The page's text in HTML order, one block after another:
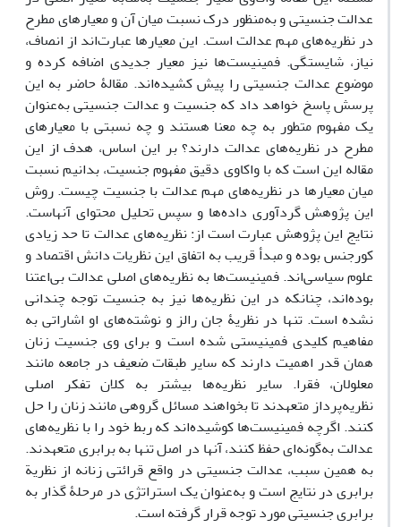
عدالت جنسیتی و به‌منظور درک نسبت میان آن و معیارهای مطرح
در نظریه‌های مهم عدالت است. این معیارها عبارت‌اند از انصاف،
نیاز، شایستگی. فمینیست‌ها نیز معیار جدیدی اضافه کرده و
موضوع عدالت جنسیتی را پیش کشیده‌اند. مقالۀ حاضر به این
پرسش پاسخ خواهد داد که جنسیت و عدالت جنسیتی به‌عنوان
یک مفهوم متطور به چه معنا هستند و چه نسبتی با معیارهای
مطرح در نظریه‌های عدالت دارند؟ بر این اساس، هدف از این
مقاله این است که با واکاوی دقیق مفهوم جنسیت، بدانیم نسبت
میان معیارها در نظریه‌های مهم عدالت با جنسیت چیست. روش
این پژوهش گردآوری داده‌ها و سپس تحلیل محتوای آنهاست.
نتایج این پژوهش عبارت است از: نظریه‌های عدالت تا حد زیادی
کورجنس بوده و مبدأ قریب به اتفاق این نظریات دانش اقتصاد و
علوم سیاسی‌اند. فمینیست‌ها به نظریه‌های اصلی عدالت بی‌اعتنا
بوده‌اند، چنانکه در این نظریه‌ها نیز به جنسیت توجه چندانی
نشده است. تنها در نظریۀ جان رالز و نوشته‌های او اشاراتی به
مفاهیم کلیدی فمینیستی شده است و برای وی جنسیت زنان
همان قدر اهمیت دارند که سایر طبقات ضعیف در جامعه مانند
معلولان، فقرا. سایر نظریه‌ها بیشتر به کلان تفکر اصلی
نظریه‌پرداز متعهدند تا بخواهند مسائل گروهی مانند زنان را حل
کنند. اگرچه فمینیست‌ها کوشیده‌اند که ربط خود را با نظریه‌های
عدالت به‌گونه‌ای حفظ کنند، آنها در اصل تنها به برابری متعهدند.
به همین سبب، عدالت جنسیتی در واقع قرائتی زنانه از نظریة
برابری در نتایج است و به‌عنوان یک استراتژی در مرحلۀ گذار به
برابری جنسیتی مورد توجه قرار گرفته است.